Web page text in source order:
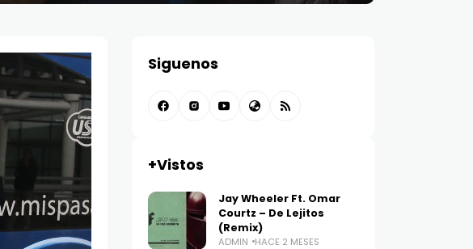
Siguenos
+Vistos
Jay Wheeler Ft. Omar
Courtz – De Lejitos
(Remix)
ADMIN HACE 2 MESES